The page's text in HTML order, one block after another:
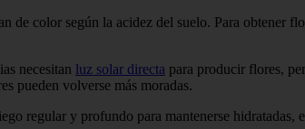
de color según la acidez del suelo. Para obtener
necesitan luz solar directa para producir flores,
pueden volverse más moradas.
regular y profundo para mantenerse